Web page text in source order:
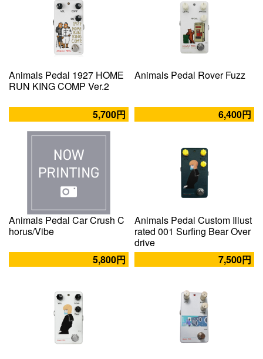
Animals Pedal 1927 HOME
RUN KING COMP Ver.2
5,700円
Animals Pedal Rover Fuzz
6,400円
Animals Pedal Car Crush C
horus/Vibe
5,800円
Animals Pedal Custom Illust
rated 001 Surfing Bear Over
drive
7,500円